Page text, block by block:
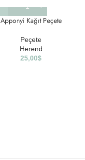
Apponyi Kağıt Peçete
Peçete
Herend
25,00$